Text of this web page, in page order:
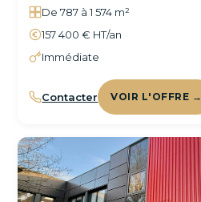
De 787 à 1 574 m²
157 400 € HT/an
Immédiate
Contacter VOIR L'OFFRE →